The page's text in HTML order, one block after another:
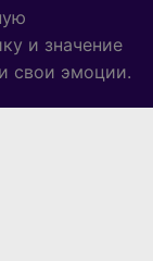
и значение
свои эмоции.